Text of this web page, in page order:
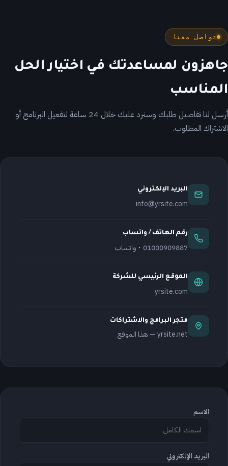
تواصل معنا
جاهزون لمساعدتك في اختيار الحل
المناسب
أرسل لنا تفاصيل طلبك وسنرد عليك خلال 24 ساعة لتفعيل البرنامج أو
الاشتراك المطلوب.
البريد الإلكتروني
info@yrsite.com
رقم الهاتف / واتساب
01000909887
· واتساب
الموقع الرئيسي للشركة
yrsite.com
متجر البرامج والاشتراكات
yrsite.net — هذا الموقع
الاسم
البريد الإلكتروني